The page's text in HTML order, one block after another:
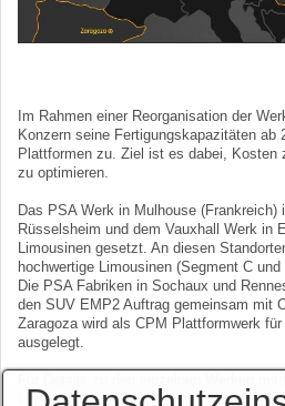
Im Rahmen einer Reorganisation der
Konzern seine Fertigungskapazitäten ab
Plattformen zu. Ziel ist es dabei, Kosten
zu optimieren.
Das PSA Werk in Mulhouse
Rüsselsheim und dem Vauxhall Werk in
Limousinen gesetzt. An diesen
hochwertige Limousinen (Segment C
Die PSA Fabriken in Sochaux und
den SUV EMP2 Auftrag gemeinsam mit
Zaragoza wird als CPM Plattformwerk
ausgelegt.
bitte das jeweiligen Untermenü